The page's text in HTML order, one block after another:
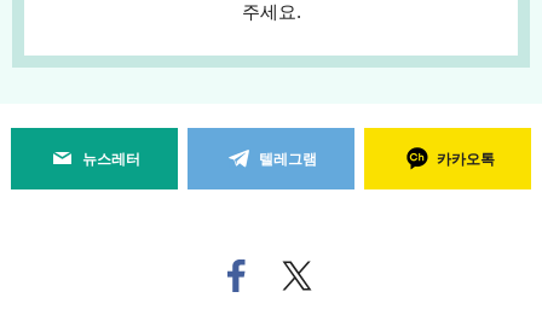
주세요.
뉴스레터 텔레그램 카카오톡
페
이
트위
터로